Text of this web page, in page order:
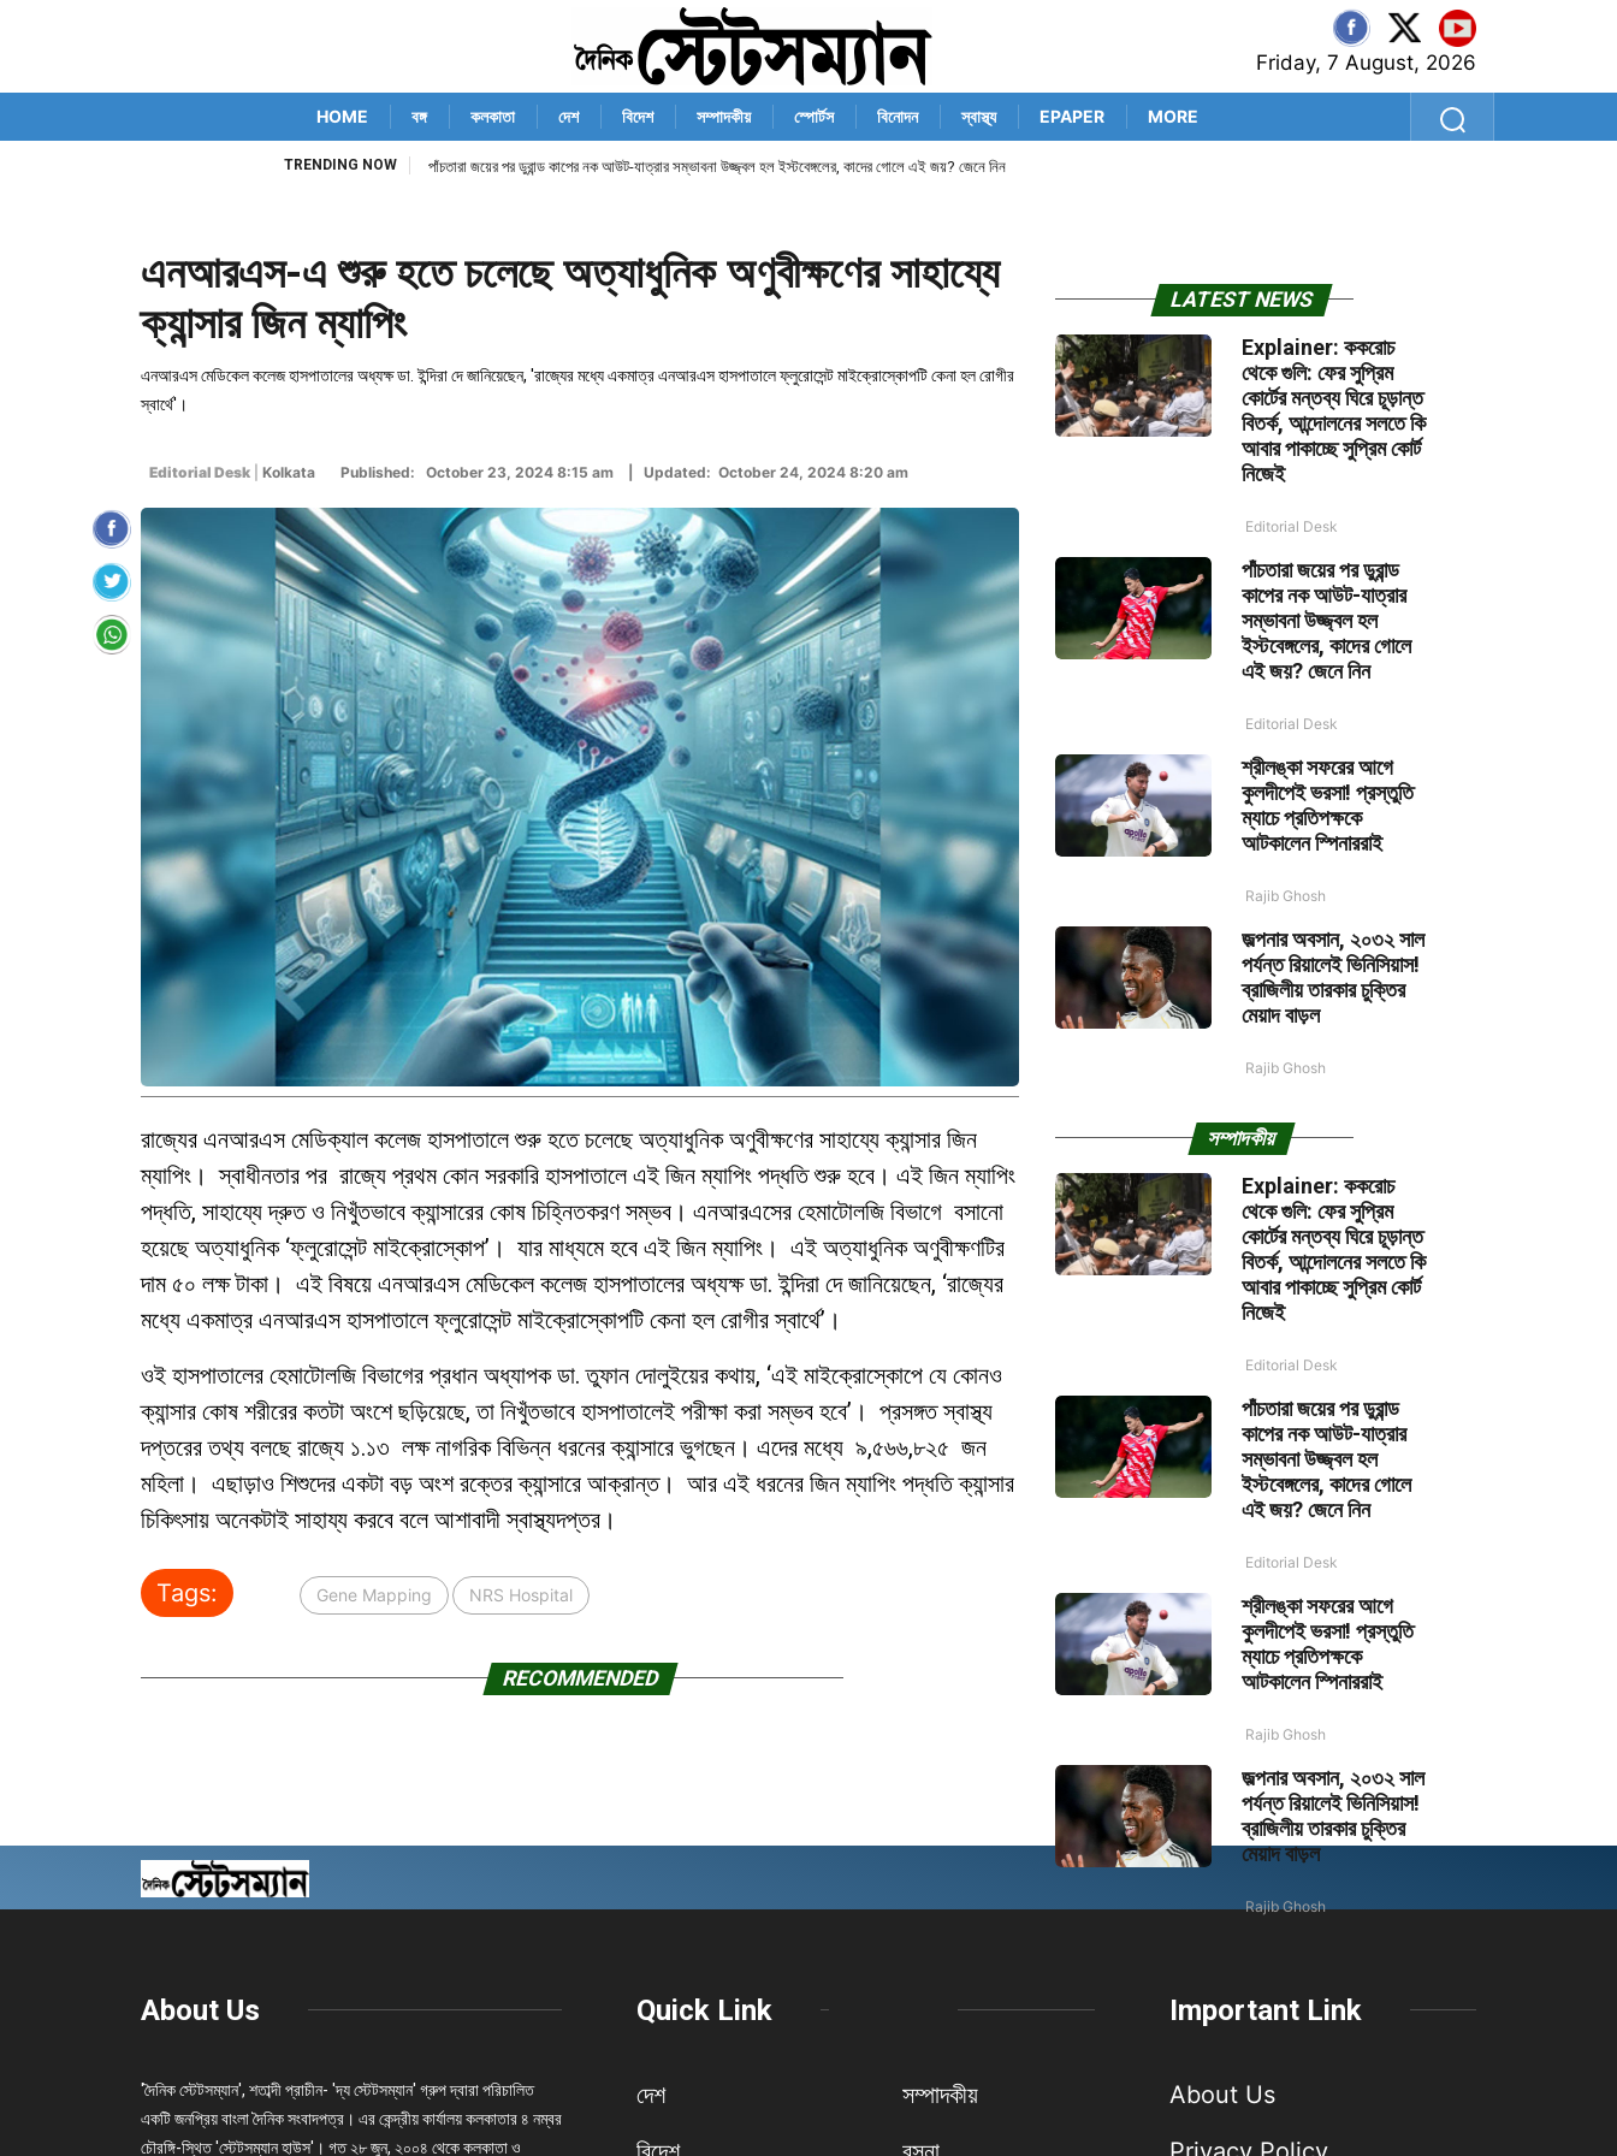
Friday, 7 August, 2026
HOME বঙ্গ কলকাতা দেশ বিদেশ সম্পাদকীয় স্পোর্টস বিনোদন স্বাস্থ্য EPAPER MORE
TRENDING NOW পাঁচতারা জয়ের পর ডুরান্ড কাপের নক আউট-যাত্রার সম্ভাবনা উজ্জ্বল হল ইস্টবেঙ্গলের, কাদের গোলে এই জয়? জেনে নিন
এনআরএস-এ শুরু হতে চলেছে অত্যাধুনিক অণুবীক্ষণের সাহায্যে
ক্যান্সার জিন ম্যাপিং
এনআরএস মেডিকেল কলেজ হাসপাতালের অধ্যক্ষ ডা. ইন্দিরা দে জানিয়েছেন, 'রাজ্যের মধ্যে একমাত্র এনআরএস হাসপাতালে ফ্লুরোসেন্ট মাইক্রোস্কোপটি কেনা হল রোগীর
স্বার্থে'।
Editorial Desk Kolkata Published: October 23, 2024 8:15 am | Updated: October 24, 2024 8:20 am
রাজ্যের এনআরএস মেডিক্যাল কলেজ হাসপাতালে শুরু হতে চলেছে অত্যাধুনিক অণুবীক্ষণের সাহায্যে ক্যান্সার জিন
ম্যাপিং। স্বাধীনতার পর রাজ্যে প্রথম কোন সরকারি হাসপাতালে এই জিন ম্যাপিং পদ্ধতি শুরু হবে। এই জিন ম্যাপিং
পদ্ধতি, সাহায্যে দ্রুত ও নিখুঁতভাবে ক্যান্সারের কোষ চিহ্নিতকরণ সম্ভব। এনআরএসের হেমাটোলজি বিভাগে বসানো
হয়েছে অত্যাধুনিক ‘ফ্লুরোসেন্ট মাইক্রোস্কোপ’। যার মাধ্যমে হবে এই জিন ম্যাপিং। এই অত্যাধুনিক অণুবীক্ষণটির
দাম ৫০ লক্ষ টাকা। এই বিষয়ে এনআরএস মেডিকেল কলেজ হাসপাতালের অধ্যক্ষ ডা. ইন্দিরা দে জানিয়েছেন, ‘রাজ্যের
মধ্যে একমাত্র এনআরএস হাসপাতালে ফ্লুরোসেন্ট মাইক্রোস্কোপটি কেনা হল রোগীর স্বার্থে’।
ওই হাসপাতালের হেমাটোলজি বিভাগের প্রধান অধ্যাপক ডা. তুফান দোলুইয়ের কথায়, ‘এই মাইক্রোস্কোপে যে কোনও
ক্যান্সার কোষ শরীরের কতটা অংশে ছড়িয়েছে, তা নিখুঁতভাবে হাসপাতালেই পরীক্ষা করা সম্ভব হবে’। প্রসঙ্গত স্বাস্থ্য
দপ্তরের তথ্য বলছে রাজ্যে ১.১৩ লক্ষ নাগরিক বিভিন্ন ধরনের ক্যান্সারে ভুগছেন। এদের মধ্যে ৯,৫৬৬,৮২৫ জন
মহিলা। এছাড়াও শিশুদের একটা বড় অংশ রক্তের ক্যান্সারে আক্রান্ত। আর এই ধরনের জিন ম্যাপিং পদ্ধতি ক্যান্সার
চিকিৎসায় অনেকটাই সাহায্য করবে বলে আশাবাদী স্বাস্থ্যদপ্তর।
Tags: Gene Mapping NRS Hospital
RECOMMENDED
LATEST NEWS
Explainer: ককরোচ
থেকে গুলি: ফের সুপ্রিম
কোর্টের মন্তব্য ঘিরে চূড়ান্ত
বিতর্ক, আন্দোলনের সলতে কি
আবার পাকাচ্ছে সুপ্রিম কোর্ট
নিজেই
Editorial Desk
পাঁচতারা জয়ের পর ডুরান্ড
কাপের নক আউট-যাত্রার
সম্ভাবনা উজ্জ্বল হল
ইস্টবেঙ্গলের, কাদের গোলে
এই জয়? জেনে নিন
Editorial Desk
শ্রীলঙ্কা সফরের আগে
কুলদীপেই ভরসা! প্রস্তুতি
ম্যাচে প্রতিপক্ষকে
আটকালেন স্পিনাররাই
Rajib Ghosh
জল্পনার অবসান, ২০৩২ সাল
পর্যন্ত রিয়ালেই ভিনিসিয়াস!
ব্রাজিলীয় তারকার চুক্তির
মেয়াদ বাড়ল
Rajib Ghosh
সম্পাদকীয়
Explainer: ককরোচ
থেকে গুলি: ফের সুপ্রিম
কোর্টের মন্তব্য ঘিরে চূড়ান্ত
বিতর্ক, আন্দোলনের সলতে কি
আবার পাকাচ্ছে সুপ্রিম কোর্ট
নিজেই
Editorial Desk
পাঁচতারা জয়ের পর ডুরান্ড
কাপের নক আউট-যাত্রার
সম্ভাবনা উজ্জ্বল হল
ইস্টবেঙ্গলের, কাদের গোলে
এই জয়? জেনে নিন
Editorial Desk
শ্রীলঙ্কা সফরের আগে
কুলদীপেই ভরসা! প্রস্তুতি
ম্যাচে প্রতিপক্ষকে
আটকালেন স্পিনাররাই
Rajib Ghosh
জল্পনার অবসান, ২০৩২ সাল
পর্যন্ত রিয়ালেই ভিনিসিয়াস!
ব্রাজিলীয় তারকার চুক্তির
মেয়াদ বাড়ল
Rajib Ghosh
About Us
'দৈনিক স্টেটসম্যান', শতাব্দী প্রাচীন- 'দ্য স্টেটসম্যান' গ্রুপ দ্বারা পরিচালিত
একটি জনপ্রিয় বাংলা দৈনিক সংবাদপত্র। এর কেন্দ্রীয় কার্যালয় কলকাতার ৪ নম্বর
চৌরঙ্গি-স্থিত 'স্টেটসম্যান হাউস'। গত ২৮ জুন, ২০০৪ থেকে কলকাতা ও
Quick Link
দেশ
সম্পাদকীয়
Important Link
About Us